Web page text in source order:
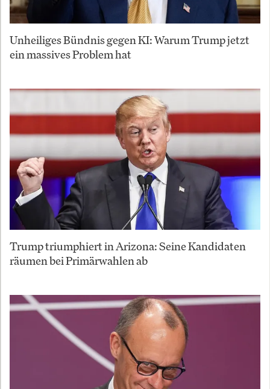
Unheiliges Bündnis gegen KI: Warum Trump jetzt
ein massives Problem hat
Trump triumphiert in Arizona: Seine Kandidaten
räumen bei Primärwahlen ab